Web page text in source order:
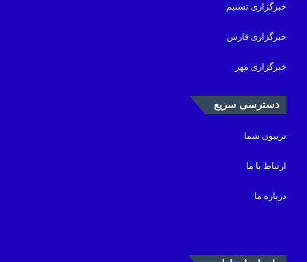
خبرگزاری تسنیم
خبرگزاری فارس
خبرگزاری مهر
دسترسی سریع
تریبون شما
ارتباط با ما
درباره ما